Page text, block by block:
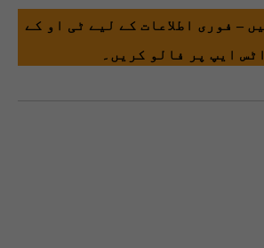
– فوری اطلاعات کے لیے ٹی او کے
ایپ پر فالو کریں۔